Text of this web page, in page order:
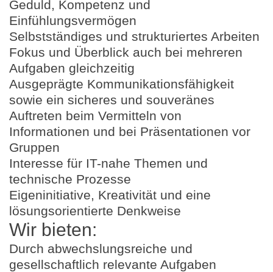
Geduld, Kompetenz und
Einfühlungsvermögen
Selbstständiges und strukturiertes Arbeiten
Fokus und Überblick auch bei mehreren
Aufgaben gleichzeitig
Ausgeprägte Kommunikationsfähigkeit
sowie ein sicheres und souveränes
Auftreten beim Vermitteln von
Informationen und bei Präsentationen vor
Gruppen
Interesse für IT-nahe Themen und
technische Prozesse
Eigeninitiative, Kreativität und eine
lösungsorientierte Denkweise
Wir bieten:
Durch abwechslungsreiche und
gesellschaftlich relevante Aufgaben